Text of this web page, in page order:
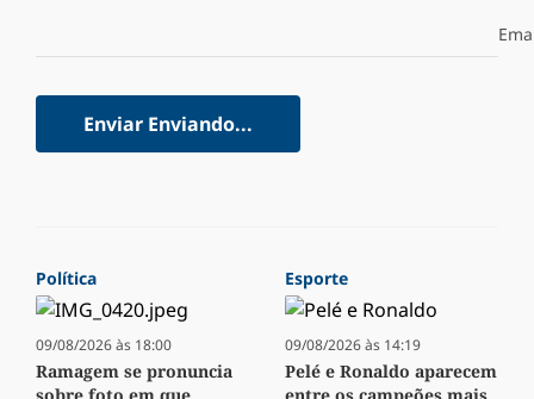
Enviar Enviando...
Política
09/08/2026 às 18:00
Ramagem se pronuncia
Esporte
09/08/2026 às 14:19
Pelé e Ronaldo aparecem